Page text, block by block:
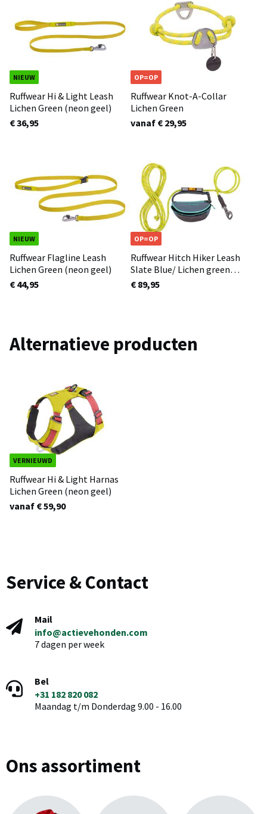
NIEUW
Ruffwear Hi & Light Leash
Lichen Green (neon geel)
€ 36,95
OP=OP
Ruffwear Knot-A-Collar
Lichen Green
vanaf € 29,95
NIEUW
Ruffwear Flagline Leash
Lichen Green (neon geel)
€ 44,95
OP=OP
Ruffwear Hitch Hiker Leash
Slate Blue/ Lichen green
(neongeel)
€ 89,95
Alternatieve producten
VERNIEUWD
Ruffwear Hi & Light Harnas
Lichen Green (neon geel)
vanaf € 59,90
Service & Contact
Mail
info@actievehonden.com
7 dagen per week
Bel
+31 182 820 082
Maandag t/m Donderdag 9.00 - 16.00
Ons assortiment